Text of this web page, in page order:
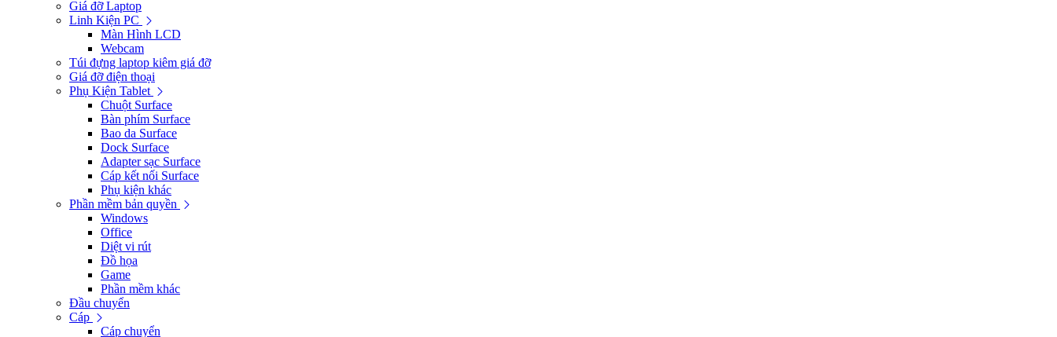
Giá đỡ Laptop
Linh Kiện PC
Màn Hình LCD
Webcam
Túi đựng laptop kiêm giá đỡ
Giá đỡ điện thoại
Phụ Kiện Tablet
Chuột Surface
Bàn phím Surface
Bao da Surface
Dock Surface
Adapter sạc Surface
Cáp kết nối Surface
Phụ kiện khác
Phần mềm bản quyền
Windows
Office
Diệt vi rút
Đồ họa
Game
Phần mềm khác
Đầu chuyển
Cáp
Cáp chuyển